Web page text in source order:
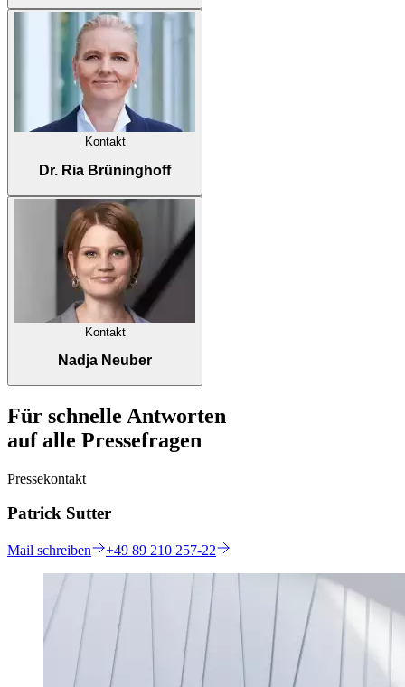
Kontakt
Dr. Ria Brüninghoff
Kontakt
Nadja Neuber
Für schnelle Antworten
auf alle Pressefragen
Pressekontakt
Patrick Sutter
Mail schreiben +49 89 210 257-22